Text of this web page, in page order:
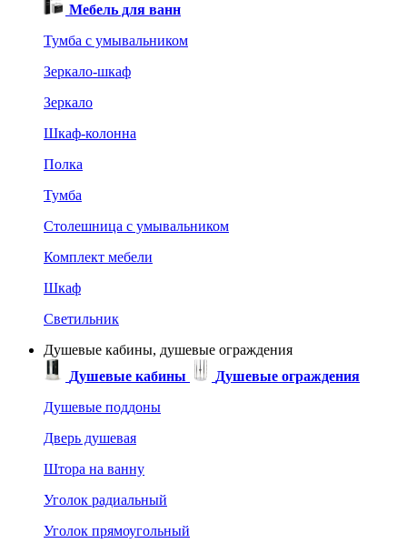
Мебель для ванн
Тумба с умывальником
Зеркало-шкаф
Зеркало
Шкаф-колонна
Полка
Тумба
Столешница с умывальником
Комплект мебели
Шкаф
Светильник
Душевые кабины, душевые ограждения
Душевые кабины
Душевые ограждения
Душевые поддоны
Дверь душевая
Штора на ванну
Уголок радиальный
Уголок прямоугольный